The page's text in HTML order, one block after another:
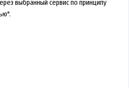
выбранный сервис по принципу